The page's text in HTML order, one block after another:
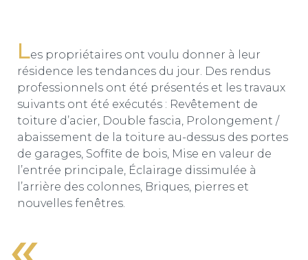
Les propriétaires ont voulu donner à leur
résidence les tendances du jour. Des rendus
professionnels ont été présentés et les travaux
suivants ont été exécutés : Revêtement de
toiture d’acier, Double fascia, Prolongement /
abaissement de la toiture au-dessus des portes
de garages, Soffite de bois, Mise en valeur de
l’entrée principale, Éclairage dissimulée à
l’arrière des colonnes, Briques, pierres et
nouvelles fenêtres.